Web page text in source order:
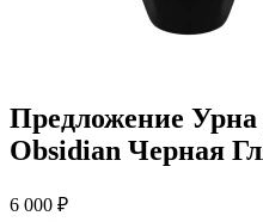
Предложение Урна
Obsidian Черная
6 000 ₽